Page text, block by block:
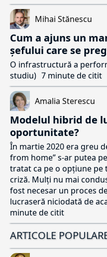
Mihai Stănescu
Cum a ajuns un
șefului care se
O infrastructură a
studiu) 7 minute de citit
Amalia Sterescu
Modelul hibrid de
oportunitate?
În martie 2020 era greu
from home” s-ar putea
tratat ca pe o opțiune pe
criză. Mulți nu mai
fost necesar un proces
lucraseră niciodată de
minute de citit
ARTICOLE